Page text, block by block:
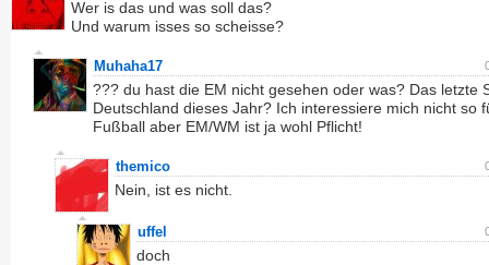
Wer is das und was soll das?
Und warum isses so scheisse?
Muhaha17
??? du hast die EM nicht gesehen oder was? Das letzte
Deutschland dieses Jahr? Ich interessiere mich nicht so
Fußball aber EM/WM ist ja wohl Pflicht!
themico
Nein, ist es nicht.
uffel
doch